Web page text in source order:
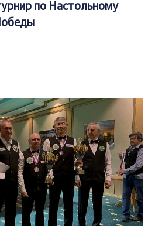
по Настольному